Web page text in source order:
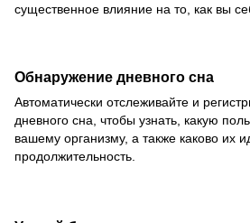
существенное влияние на то, как вы
Обнаружение дневного сна
Автоматически отслеживайте и
дневного сна, чтобы узнать, какую
вашему организму, а также каково их
продолжительность.